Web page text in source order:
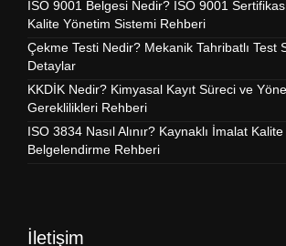
ISO 9001 Belgesi Nedir? ISO 9001
Kalite Yönetim Sistemi Rehberi
Çekme Testi Nedir? Mekanik Tahribatlı Test
Detaylar
KKDİK Nedir? Kimyasal Kayıt Süreci ve
Gereklilikleri Rehberi
ISO 3834 Nasıl Alınır? Kaynaklı İmalat
Belgelendirme Rehberi
İletişim